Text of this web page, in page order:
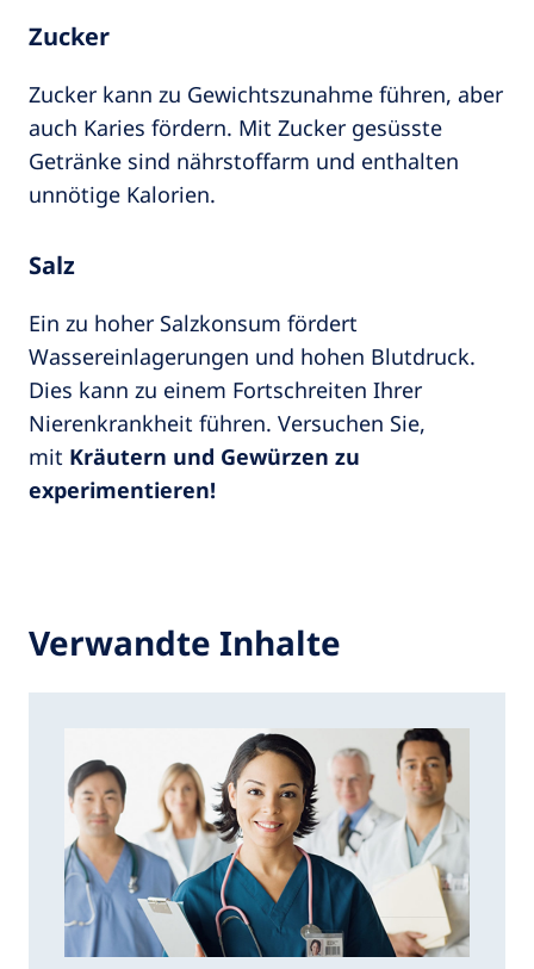
Zucker
Zucker kann zu Gewichtszunahme führen, aber
auch Karies fördern. Mit Zucker gesüsste
Getränke sind nährstoffarm und enthalten
unnötige Kalorien.
Salz
Ein zu hoher Salzkonsum fördert
Wassereinlagerungen und hohen Blutdruck.
Dies kann zu einem Fortschreiten Ihrer
Nierenkrankheit führen. Versuchen Sie,
mit Kräutern und Gewürzen zu
experimentieren!
Verwandte Inhalte